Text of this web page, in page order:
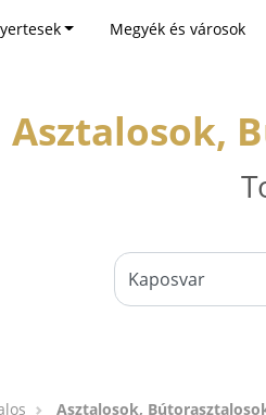
Megyék és városok
Asztalosok,
Asztalosok,